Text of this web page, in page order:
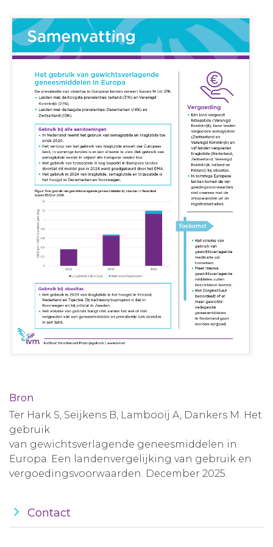
Bron
Ter Hark S, Seijkens B, Lambooij A, Dankers M. Het
gebruik
van gewichtsverlagende geneesmiddelen in
Europa. Een landenvergelijking van gebruik en
vergoedingsvoorwaarden. December 2025.
Contact